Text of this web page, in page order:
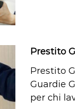
Prestito
Prestito
Guardie
per chi